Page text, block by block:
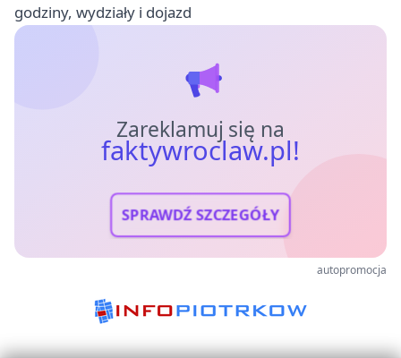
godziny, wydziały i dojazd
Zareklamuj się na
faktywroclaw.pl!
SPRAWDŹ SZCZEGÓŁY
autopromocja